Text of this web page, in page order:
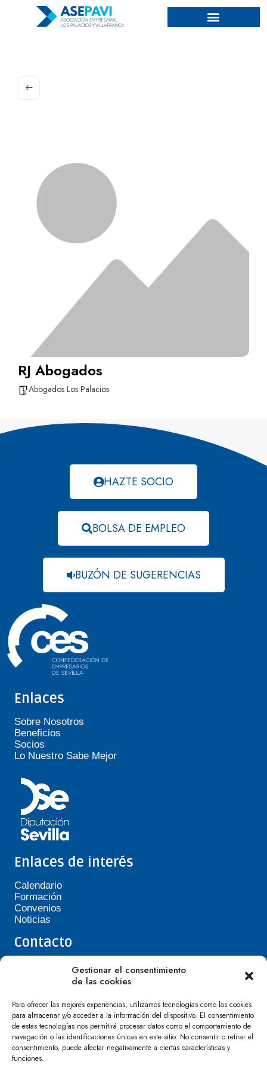
Gestionar el consentimiento
de las cookies
Para ofrecer las mejores experiencias, utilizamos tecnologías como las cookies
para almacenar y/o acceder a la información del dispositivo. El consentimiento
de estas tecnologías nos permitirá procesar datos como el comportamiento de
navegación o las identificaciones únicas en este sitio. No consentir o retirar el
consentimiento, puede afectar negativamente a ciertas características y
funciones.
RJ Abogados
Abogados Los Palacios
HAZTE SOCIO
BOLSA DE EMPLEO
BUZÓN DE SUGERENCIAS
Enlaces
Sobre Nosotros
Beneficios
Socios
Lo Nuestro Sabe Mejor
Enlaces de interés
Calendario
Formación
Convenios
Noticias
Contacto
Teléfono de Asepavi: 623 394 601
asepavi20@gmail.com
Villafranca